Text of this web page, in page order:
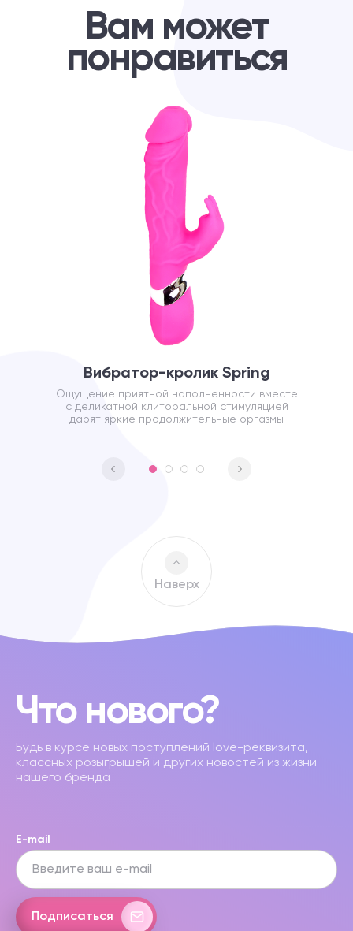
Вам может
понравиться
Вибратор-кролик Spring
Ощущение приятной наполненности вместе
с деликатной клиторальной стимуляцией
дарят яркие продолжительные оргазмы
Наверх
Что нового?
Будь в курсе новых поступлений love-реквизита,
классных розыгрышей и других новостей из жизни
нашего бренда
E-mail
Подписаться